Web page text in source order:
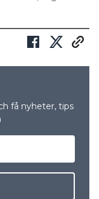
få nyheter, tips